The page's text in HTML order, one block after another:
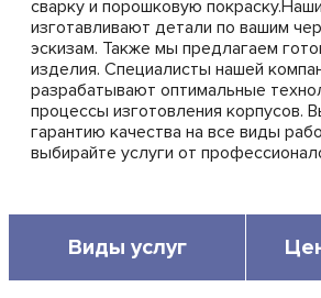
сварку и порошковую
изготавливают детали по вашим
эскизам. Также мы предлагаем
изделия. Специалисты нашей
разрабатывают оптимальные
процессы изготовления корпусов.
гарантию качества на все виды
выбирайте услуги от
Виды услуг